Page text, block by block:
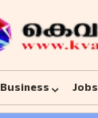
Business Jobs